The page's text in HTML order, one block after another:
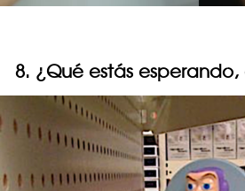
8. ¿Qué estás